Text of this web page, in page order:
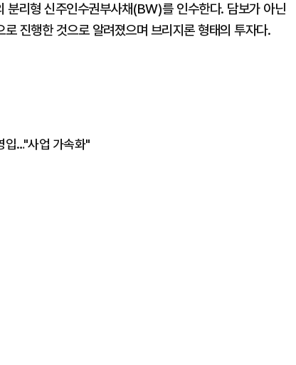
리형 신주인수권부사채(BW)를 인수한다. 담보가 아닌
진행한 것으로 알려졌으며 브리지론 형태의 투자다.
입…"사업 가속화"